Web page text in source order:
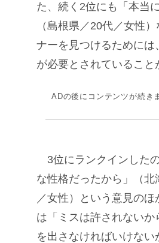
た、続く2位にも「本当
（島根県／20代／女性
ナーを見つけるために
が必要とされていること
ADの後にコンテンツが続き
3位にランクインした
な性格だったから」（
／女性）という意見の
は「ミスは許されない
を出さなければいけな